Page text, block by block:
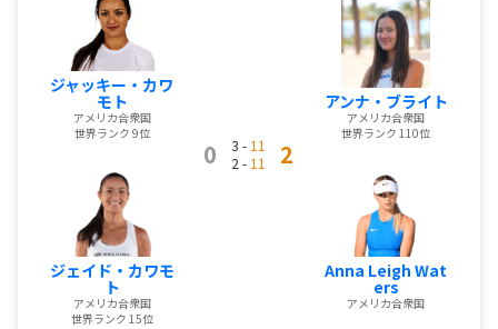
ジャッキー・カワ
モト
アメリカ合衆国
世界ランク 9位
ジェイド・カワモ
ト
アメリカ合衆国
世界ランク 15位
0 3 - 11
2 - 11 2
アンナ・ブライト
アメリカ合衆国
世界ランク 110位
Anna Leigh Wat
ers
アメリカ合衆国